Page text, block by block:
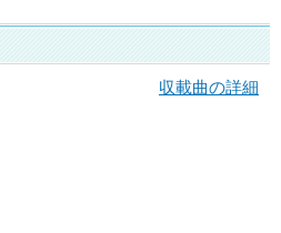
収載曲の詳細